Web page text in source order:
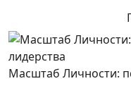
Масштаб Личности: